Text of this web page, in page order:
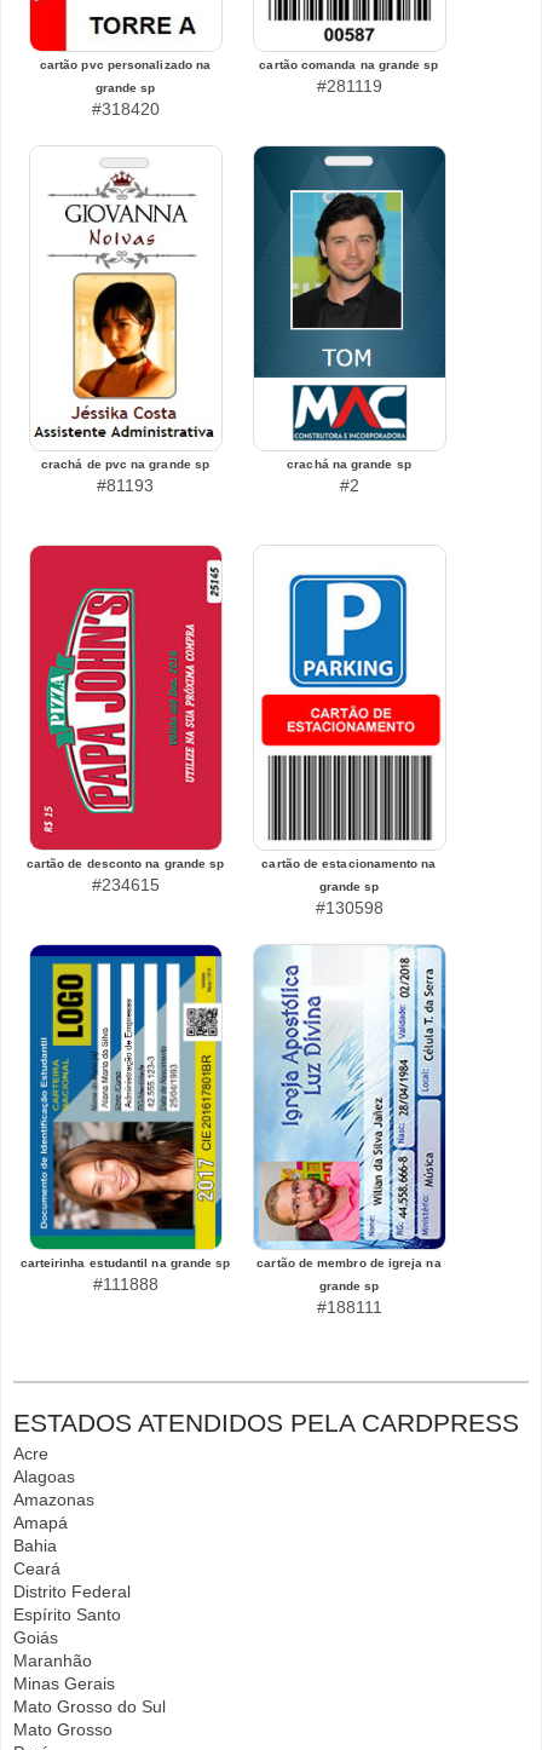
cartão pvc personalizado na
grande sp
#318420
cartão comanda na grande sp
#281119
crachá de pvc na grande sp
#81193
crachá na grande sp
#2
cartão de desconto na grande sp
#234615
cartão de estacionamento na
grande sp
#130598
carteirinha estudantil na grande sp
#111888
cartão de membro de igreja na
grande sp
#188111
ESTADOS ATENDIDOS PELA CARDPRESS
Acre
Alagoas
Amazonas
Amapá
Bahia
Ceará
Distrito Federal
Espírito Santo
Goiás
Maranhão
Minas Gerais
Mato Grosso do Sul
Mato Grosso